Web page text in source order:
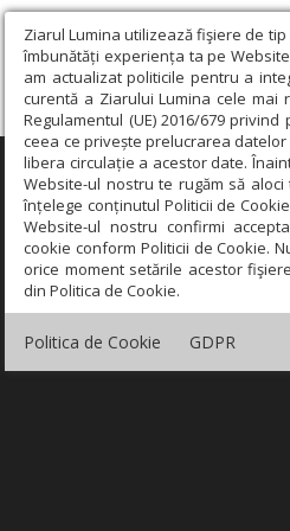
Ziarul Lumina utilizează fişiere de
îmbunătăți experiența ta pe
am actualizat politicile pentru a
curentă a Ziarului Lumina cele mai
Regulamentul (UE) 2016/679
ceea ce privește prelucrarea
libera circulație a acestor date.
Website-ul nostru te rugăm să
înțelege conținutul Politicii de
Website-ul nostru confirmi
cookie conform Politicii de Cookie.
orice moment setările acestor
din Politica de Cookie.
Politica de Cookie GDPR